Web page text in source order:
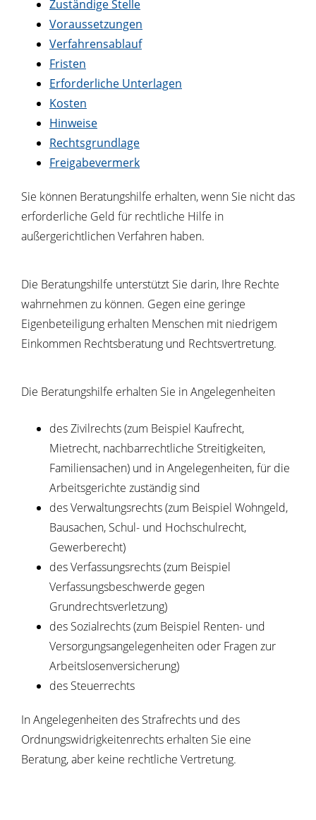
Zuständige Stelle
Voraussetzungen
Verfahrensablauf
Fristen
Erforderliche Unterlagen
Kosten
Hinweise
Rechtsgrundlage
Freigabevermerk
Sie können Beratungshilfe erhalten, wenn Sie nicht das
erforderliche Geld für rechtliche Hilfe in
außergerichtlichen Verfahren haben.
Die Beratungshilfe unterstützt Sie darin, Ihre Rechte
wahrnehmen zu können. Gegen eine geringe
Eigenbeteiligung erhalten Menschen mit niedrigem
Einkommen Rechtsberatung und Rechtsvertretung.
Die Beratungshilfe erhalten Sie in Angelegenheiten
des Zivilrechts(zum Beispiel Kaufrecht,
Mietrecht, nachbarrechtliche Streitigkeiten,
Familiensachen) und in Angelegenheiten, für die
Arbeitsgerichte zuständig sind
des Verwaltungsrechts(zum Beispiel Wohngeld,
Bausachen, Schul- und Hochschulrecht,
Gewerberecht)
des Verfassungsrechts(zum Beispiel
Verfassungsbeschwerde gegen
Grundrechtsverletzung)
des Sozialrechts(zum Beispiel Renten- und
Versorgungsangelegenheiten oder Fragen zur
Arbeitslosenversicherung)
des Steuerrechts
In Angelegenheiten des Strafrechts und des
Ordnungswidrigkeitenrechts erhalten Sie eine
Beratung, aber keine rechtliche Vertretung.